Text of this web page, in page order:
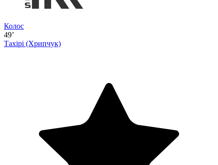
Колос
49’
Тахірі (Хрипчук)